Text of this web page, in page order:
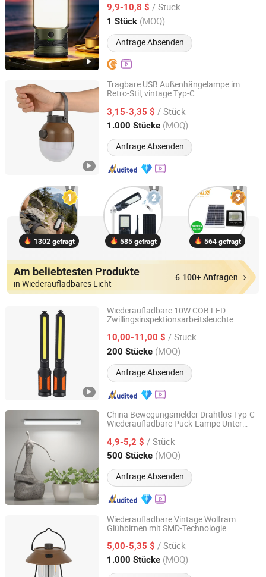
9,9-10,8 $ / Stück
1 Stück (MOQ)
Anfrage Absenden
Guangdong, China Seit 2024
Tragbare USB Außenhängelampe im
Retro-Stil, vintage Typ-C
dimmbarem Steuerung
3,15-3,35 $ / Stück
1.000 Stücke (MOQ)
Anfrage Absenden
KAM SING STATIONERY & GIFT (YUYAO) CO., LTD.
Zhejiang, China Seit 2024
1302 gefragt 585 gefragt 564 gefragt
Am beliebtesten Produkte
in Wiederaufladbares Licht
6.100+ Anfragen
Wiederaufladbare 10W COB LED
Zwillingsinspektionsarbeitsleuchte
10,00-11,00 $ / Stück
200 Stücke (MOQ)
Anfrage Absenden
Ningbo Light International Trade Co., Ltd
Zhejiang, China Seit 2022
China Bewegungsmelder Drahtlos Typ-C
Wiederaufladbare Puck-Lampe Unter
4,9-5,2 $ / Stück
500 Stücke (MOQ)
Anfrage Absenden
Ningbo Miclion LED Lighting Co., Ltd.
Zhejiang, China Seit 2013
Wiederaufladbare Vintage Wolfram
Glühbirnen mit SMD-Technologie
5,00-5,35 $ / Stück
1.000 Stücke (MOQ)
KAM SING STATIONERY & GIFT (YUYAO) CO., LTD.
Zhejiang, China Seit 2024